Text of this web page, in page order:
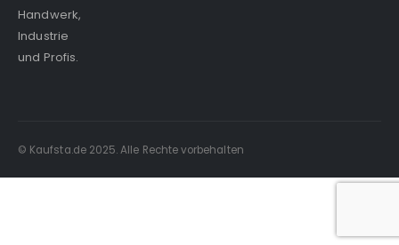
Handwerk,
Industrie
und Profis.
© Kaufsta.de 2025. Alle Rechte vorbehalten